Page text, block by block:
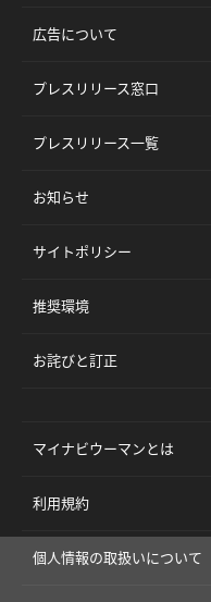
広告について
プレスリリース窓口
プレスリリース一覧
お知らせ
サイトポリシー
推奨環境
お詫びと訂正
マイナビウーマンとは
利用規約
個人情報の取扱いについて